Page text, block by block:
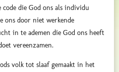
code die God ons als individu
ons door niet werkende
in te ademen die God ons heeft
vereenzamen.
volk tot slaaf gemaakt in het